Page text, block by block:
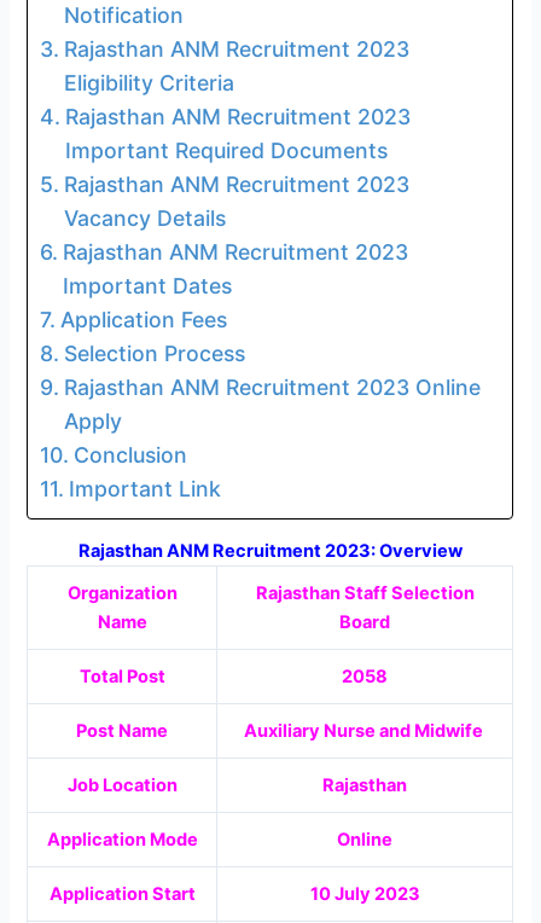
Notification
Rajasthan ANM Recruitment 2023
Eligibility Criteria
Rajasthan ANM Recruitment 2023
Important Required Documents
Rajasthan ANM Recruitment 2023
Vacancy Details
Rajasthan ANM Recruitment 2023
Important Dates
Application Fees
Selection Process
Rajasthan ANM Recruitment 2023 Online
Apply
Conclusion
Important Link
Rajasthan ANM Recruitment 2023: Overview
Organization
Name
Rajasthan Staff Selection
Board
Total Post 2058
Post Name Auxiliary Nurse and Midwife
Job Location Rajasthan
Application Mode Online
Application Start 10 July 2023